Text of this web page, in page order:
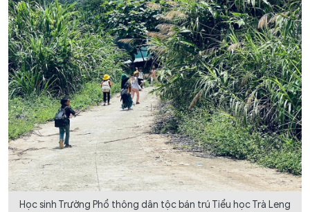
Học sinh Trường Phổ thông dân tộc bán trú Tiểu học Trà Leng